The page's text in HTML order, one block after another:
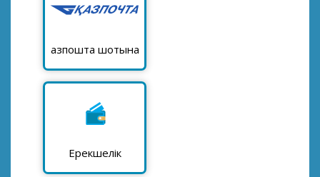
Қазпошта шотына
Ерекшелік